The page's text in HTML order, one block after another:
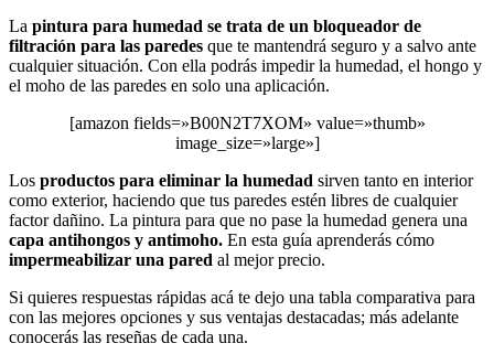
La pintura para humedad se trata de un bloqueador de
filtración para las paredes que te mantendrá seguro y a salvo ante
cualquier situación. Con ella podrás impedir la humedad, el hongo y
el moho de las paredes en solo una aplicación.
[amazon fields=»B00N2T7XOM» value=»thumb»
image_size=»large»]
Los productos para eliminar la humedad sirven tanto en interior
como exterior, haciendo que tus paredes estén libres de cualquier
factor dañino. La pintura para que no pase la humedad genera una
capa antihongos y antimoho. En esta guía aprenderás cómo
impermeabilizar una pared al mejor precio.
Si quieres respuestas rápidas acá te dejo una tabla comparativa para
con las mejores opciones y sus ventajas destacadas; más adelante
conocerás las reseñas de cada una.